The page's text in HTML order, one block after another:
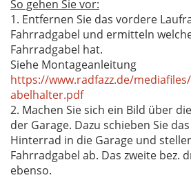
So gehen Sie vor:
1. Entfernen Sie das vordere
Fahrradgabel und ermitteln
Fahrradgabel hat.
Siehe Montageanleitung
https://www.radfazz.de/
abelhalter.pdf
2. Machen Sie sich ein Bild über
der Garage. Dazu schieben Sie
Hinterrad in die Garage und
Fahrradgabel ab. Das zweite bez.
ebenso.